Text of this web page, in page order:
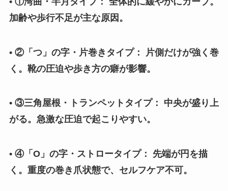
加齢や歩行不足が主な原因。
• ②「つ」の字・片巻きタイプ： 片側だけが強く巻
く。靴の圧迫や歩き方の癖が影響。
• ③三角屋根・トランペットタイプ： 中央が盛り上
がる。急激な圧迫で起こりやすい。
• ④「O」の字・ストロータイプ： 先端が円を描
く。重度の巻き爪状態で、セルフケア不可。